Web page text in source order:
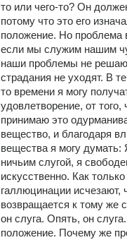
то или чего-то? Он
потому что это его
положение. Но проблема
если мы служим нашим
наши проблемы не
страдания не уходят. В
то времени я могу
удовлетворение, от того,
принимаю это
вещество, и благодаря
вещества я могу
ничьим слугой, я
искусственно. Как только
галлюцинации исчезают,
возвращается к тому же
он слуга. Опять, он
положение. Почему же